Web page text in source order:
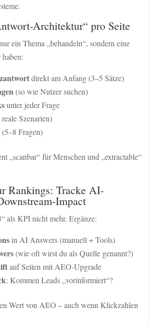
Architektur“ pro Seite
ein Thema „behandeln“, sondern eine
haben:
direkt am Anfang (3–5 Sätze)
(so wie Nutzer suchen)
unter jeder Frage
Szenarien)
Fragen)
„scanbar“ für Menschen und „extractable“
Rankings: Tracke AI-
Impact
als KPI nicht mehr. Ergänze:
in AI Answers (manuell + Tools)
(wie oft wirst du als Quelle genannt?)
auf Seiten mit AEO-Upgrade
: Kommen Leads „vorinformiert“?
Wert von AEO – auch wenn Klickzahlen